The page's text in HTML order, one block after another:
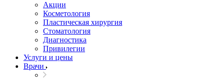
Акции
Косметология
Пластическая хирургия
Стоматология
Диагностика
Привилегии
Услуги и цены
Врачи